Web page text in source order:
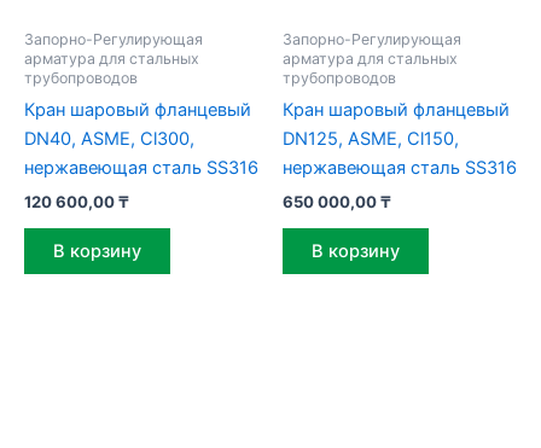
Запорно-Регулирующая
арматура для стальных
трубопроводов
Кран шаровый фланцевый
DN40, ASME, Cl300,
нержавеющая сталь SS316
120 600,00₸
В корзину
Запорно-Регулирующая
арматура для стальных
трубопроводов
Кран шаровый фланцевый
DN125, ASME, Cl150,
нержавеющая сталь SS316
650 000,00₸
В корзину